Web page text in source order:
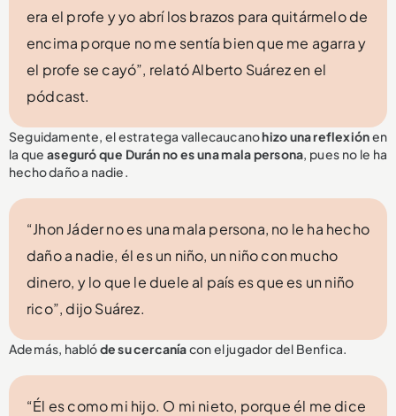
era el profe y yo abrí los brazos para quitármelo de
encima porque no me sentía bien que me agarra y
el profe se cayó”, relató Alberto Suárez en el
pódcast.
Seguidamente, el estratega vallecaucanohizo una reflexiónen
la queaseguró que Durán no es una mala persona, pues no le ha
hecho daño a nadie.
“Jhon Jáder no es una mala persona, no le ha hecho
daño a nadie, él es un niño, un niño con mucho
dinero, y lo que le duele al país es que es un niño
rico”, dijo Suárez.
Además, hablóde su cercaníacon el jugador del Benfica.
“Él es como mi hijo. O mi nieto, porque él me dice